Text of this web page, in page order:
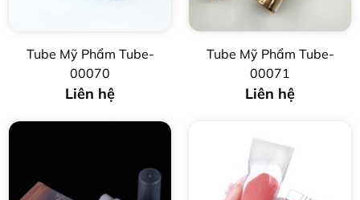
Tube Mỹ Phẩm Tube-
00070
Liên hệ
Tube Mỹ Phẩm Tube-
00071
Liên hệ